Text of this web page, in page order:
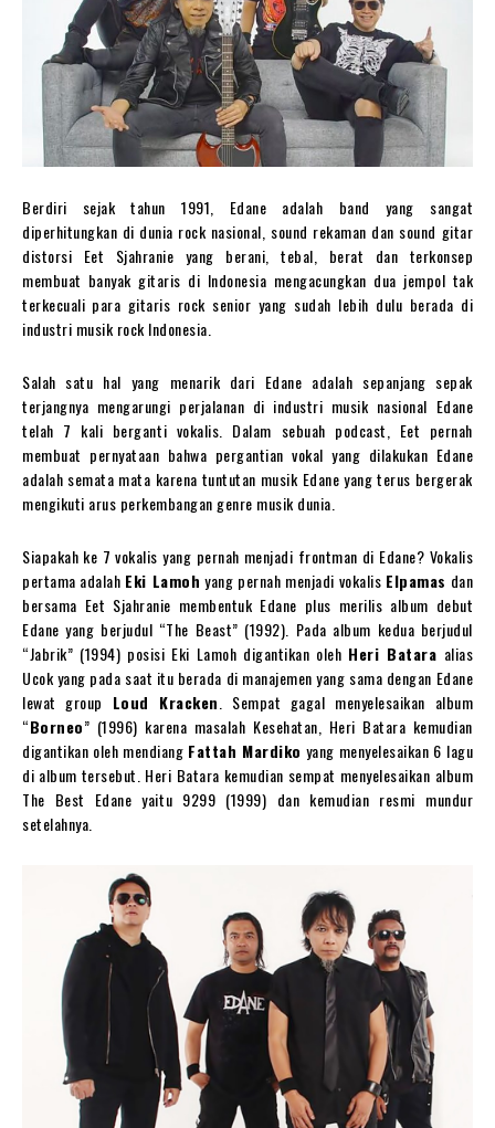
Berdiri sejak tahun 1991, Edane adalah band yang sangat
diperhitungkan di dunia rock nasional, sound rekaman dan sound gitar
distorsi Eet Sjahranie yang berani, tebal, berat dan terkonsep
membuat banyak gitaris di Indonesia mengacungkan dua jempol tak
terkecuali para gitaris rock senior yang sudah lebih dulu berada di
industri musik rock Indonesia.
Salah satu hal yang menarik dari Edane adalah sepanjang sepak
terjangnya mengarungi perjalanan di industri musik nasional Edane
telah 7 kali berganti vokalis. Dalam sebuah podcast, Eet pernah
membuat pernyataan bahwa pergantian vokal yang dilakukan Edane
adalah semata mata karena tuntutan musik Edane yang terus bergerak
mengikuti arus perkembangan genre musik dunia.
Siapakah ke 7 vokalis yang pernah menjadi frontman di Edane? Vokalis
pertama adalah Eki Lamoh yang pernah menjadi vokalis Elpamas dan
bersama Eet Sjahranie membentuk Edane plus merilis album debut
Edane yang berjudul “The Beast” (1992). Pada album kedua berjudul
“Jabrik” (1994) posisi Eki Lamoh digantikan oleh Heri Batara alias
Ucok yang pada saat itu berada di manajemen yang sama dengan Edane
lewat group Loud Kracken. Sempat gagal menyelesaikan album
“Borneo” (1996) karena masalah Kesehatan, Heri Batara kemudian
digantikan oleh mendiang Fattah Mardiko yang menyelesaikan 6 lagu
di album tersebut. Heri Batara kemudian sempat menyelesaikan album
The Best Edane yaitu 9299 (1999) dan kemudian resmi mundur
setelahnya.